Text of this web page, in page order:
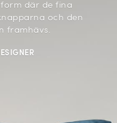
där de fina
och den
framhävs.